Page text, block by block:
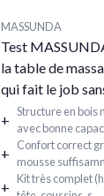
MASSUNDA
Test
la table de
qui fait le job
+ Structure en bois
avec bonne
+
Confort correct
mousse
+ Kit très complet